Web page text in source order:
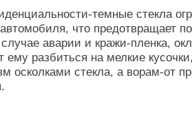
темные стекла
что предотвращает
аварии и кражи-пленка,
ему разбиться на мелкие
осколками стекла, а ворам-от